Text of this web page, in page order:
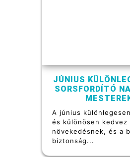
JÚNIUS
SORSFORDÍTÓ
A június
és különösen kedvez
növekedésnek, és a
biztonság...